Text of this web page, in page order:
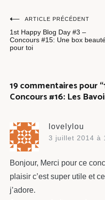
Navigation
de
ARTICLE PRÉCÉDENT
1st Happy Blog Day #3 –
Concours #15: Une box
pour toi
19 commentaires pour “
Concours #16: Les
lovelylou
3 juillet 2014 à
Bonjour, Merci pour ce
plaisir c’est super utile et
j’adore.